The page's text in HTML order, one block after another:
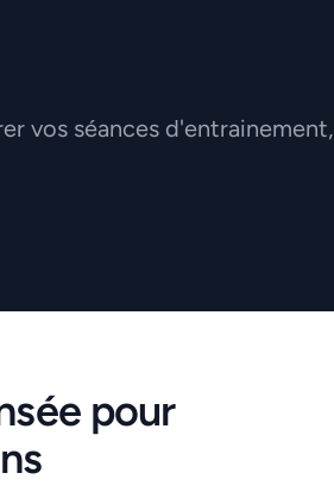
vos séances d'entrainement,
pour